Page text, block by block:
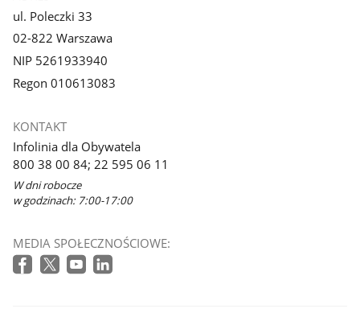
ul. Poleczki 33
02-822 Warszawa
NIP 5261933940
Regon 010613083
KONTAKT
Infolinia dla Obywatela
800 38 00 84; 22 595 06 11
W dni robocze
w godzinach: 7:00-17:00
MEDIA SPOŁECZNOŚCIOWE: